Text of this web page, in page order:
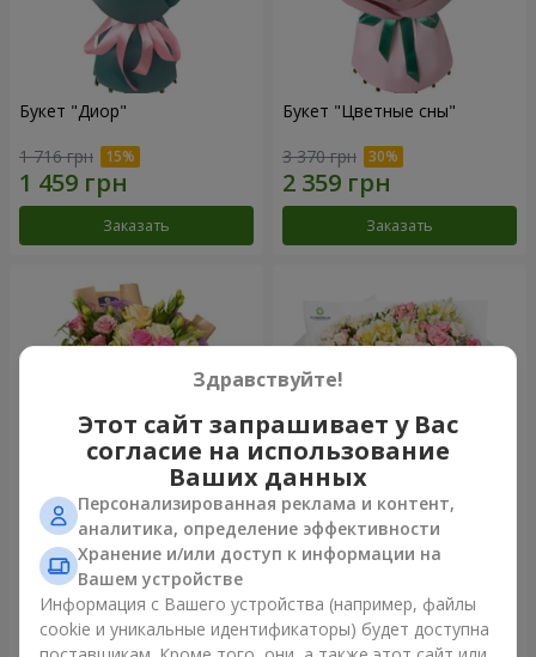
Букет "Диор"
1 716 грн
Заказать
Букет "Цветные сны"
3 370 грн
Заказать
Букет "Цветочное Selfie!"
2 069 грн
Заказать
Букет "Крещатик"
Заказать
Здравствуйте!
Этот сайт запрашивает у Вас
согласие на использование
Ваших данных
Персонализированная реклама и контент,
аналитика, определение эффективности
Хранение и/или доступ к информации на
Вашем устройстве
Информация с Вашего устройства (например, файлы
cookie и уникальные идентификаторы) будет доступна